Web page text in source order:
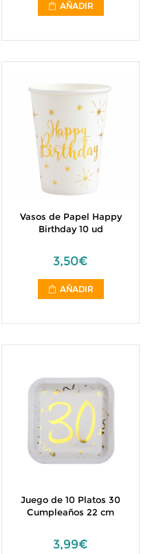
AÑADIR
Vasos de Papel Happy
Birthday 10 ud
3,50€
AÑADIR
Juego de 10 Platos 30
Cumpleaños 22 cm
3,99€